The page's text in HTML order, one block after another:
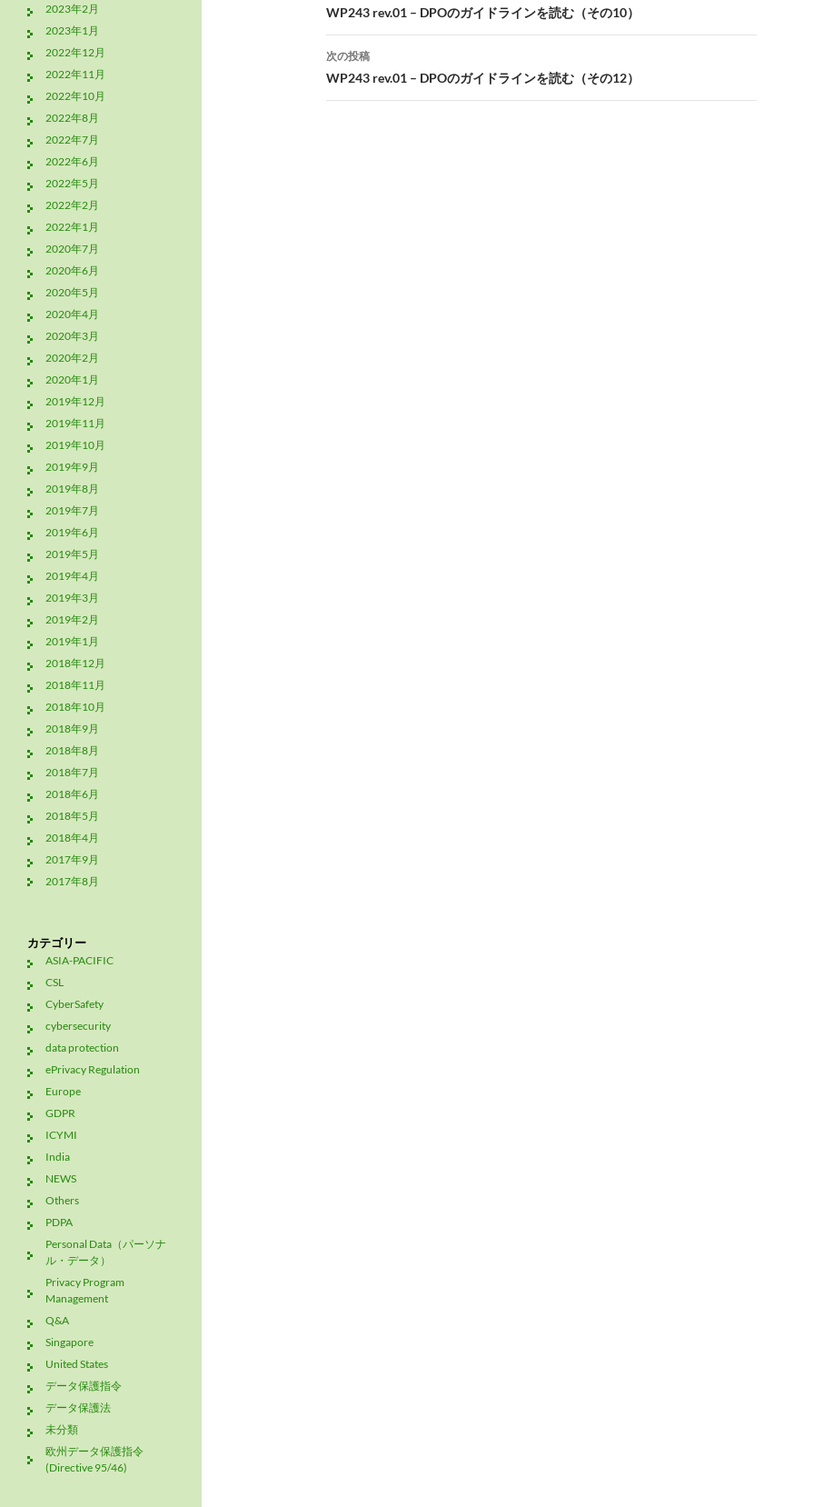
稿
ナ
ビ
ゲ
WP243 rev.01 – DPOのガイドラインを読む（その10）
次の投稿
WP243 rev.01 – DPOのガイドラインを読む（その12）
2023年2月
2023年1月
2022年12月
2022年11月
2022年10月
2022年8月
2022年7月
2022年6月
2022年5月
2022年2月
2022年1月
2020年7月
2020年6月
2020年5月
2020年4月
2020年3月
2020年2月
2020年1月
2019年12月
2019年11月
2019年10月
2019年9月
2019年8月
2019年7月
2019年6月
2019年5月
2019年4月
2019年3月
2019年2月
2019年1月
2018年12月
2018年11月
2018年10月
2018年9月
2018年8月
2018年7月
2018年6月
2018年5月
2018年4月
2017年9月
2017年8月
カテゴリー
ASIA-PACIFIC
CSL
CyberSafety
cybersecurity
data protection
ePrivacy Regulation
Europe
GDPR
ICYMI
India
NEWS
Others
PDPA
Personal Data（パーソナ
ル・データ）
Privacy Program
Management
Q&A
Singapore
United States
データ保護指令
データ保護法
未分類
欧州データ保護指令
(Directive 95/46)